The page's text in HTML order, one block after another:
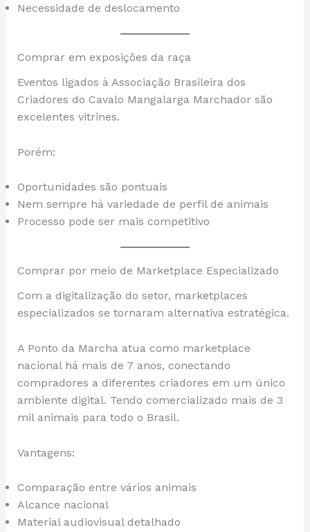
Necessidade de deslocamento
Comprar em exposições da raça
Eventos ligados à Associação Brasileira dos
Criadores do Cavalo Mangalarga Marchador são
excelentes vitrines.
Porém:
Oportunidades são pontuais
Nem sempre há variedade de perfil de animais
Processo pode ser mais competitivo
Comprar por meio de Marketplace Especializado
Com a digitalização do setor, marketplaces
especializados se tornaram alternativa estratégica.
A Ponto da Marcha atua como marketplace
nacional há mais de 7 anos, conectando
compradores a diferentes criadores em um único
ambiente digital. Tendo comercializado mais de 3
mil animais para todo o Brasil.
Vantagens:
Comparação entre vários animais
Alcance nacional
Material audiovisual detalhado